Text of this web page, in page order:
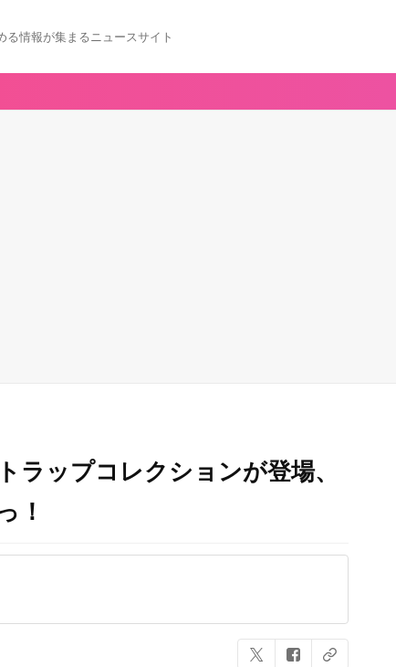
る情報が集まるニュースサイト
ラップコレクションが登場、
！